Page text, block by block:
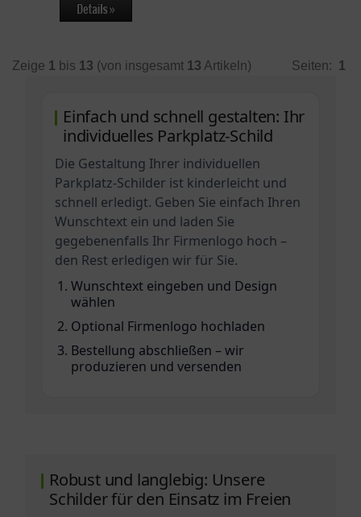
Zeige 1 bis 13 (von insgesamt 13 Artikeln) Seiten: 1
Einfach und schnell gestalten: Ihr
individuelles Parkplatz-Schild
Die Gestaltung Ihrer individuellen
Parkplatz-Schilder ist kinderleicht und
schnell erledigt. Geben Sie einfach Ihren
Wunschtext ein und laden Sie
gegebenenfalls Ihr Firmenlogo hoch –
den Rest erledigen wir für Sie.
Wunschtext eingeben und Design
wählen
Optional Firmenlogo hochladen
Bestellung abschließen – wir
produzieren und versenden
Robust und langlebig: Unsere
Schilder für den Einsatz im Freien